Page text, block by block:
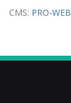
CMS: PRO-WEB